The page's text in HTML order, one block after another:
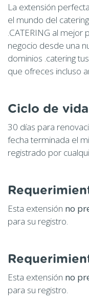
La extensión
el mundo del
.CATERING al
negocio desde una
dominios .catering
que ofreces incluso
Ciclo de vida
30 días para
fecha terminada el
registrado por
Esta extensión no
para su registro.
Esta extensión no
para su registro.